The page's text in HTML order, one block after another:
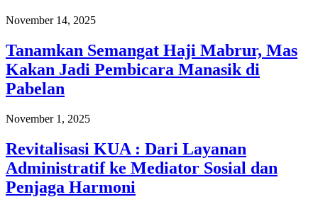
November 14, 2025
Tanamkan Semangat Haji Mabrur, Mas
Kakan Jadi Pembicara Manasik di
Pabelan
November 1, 2025
Revitalisasi KUA : Dari Layanan
Administratif ke Mediator Sosial dan
Penjaga Harmoni